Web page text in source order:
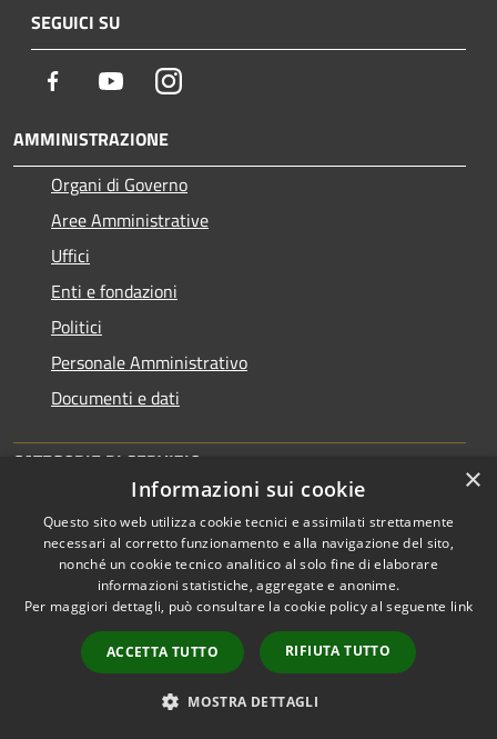
SEGUICI SU
Facebook YoutubeInstagram
AMMINISTRAZIONE
Organi di Governo
Aree Amministrative
Uffici
Enti e fondazioni
Politici
Personale Amministrativo
Documenti e dati
CATEGORIE DI SERVIZIO
Cultura e tempo libero
Vita lavorativa
Imprese e Commercio
Catasto e urbanistica
×
Informazioni sui cookie
Questo sito web utilizza cookie tecnici e assimilati strettamente
necessari al corretto funzionamento e alla navigazione del sito,
nonché un cookie tecnico analitico al solo fine di elaborare
informazioni statistiche, aggregate e anonime.
Per maggiori dettagli, può consultare la cookie policy al seguente link
ACCETTA TUTTO RIFIUTA TUTTO
MOSTRA DETTAGLI